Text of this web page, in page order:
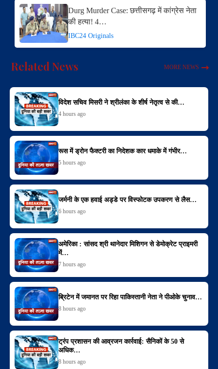
Durg Murder Case: छत्तीसगढ़ में कांग्रेस नेता
की हत्या! 4…
IBC24 Originals
Related News MORE NEWS
विदेश सचिव मिसरी ने श्रीलंका के शीर्ष नेतृत्व से की…
4 hours ago
रूस में ड्रोन फैक्टरी का निदेशक कार धमाके में गंभीर…
5 hours ago
जर्मनी के एक हवाई अड्डे पर विस्फोटक उपकरण से लैस…
6 hours ago
अमेरिका : सांसद श्री थानेदार मिशिगन से डेमोक्रेट प्राइमरी
में…
7 hours ago
ब्रिटेन में जमानत पर रिहा पाकिस्तानी नेता ने पीओके चुनाव…
8 hours ago
ट्रंप प्रशासन की आव्रजन कार्रवाई: सैनिकों के 50 से
अधिक…
8 hours ago